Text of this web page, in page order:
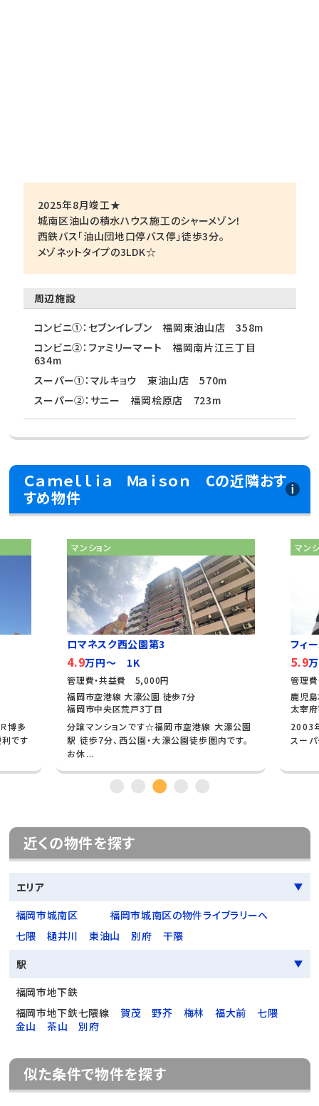
2025年8月竣工★
城南区油山の積水ハウス施工のシャーメゾン！
西鉄バス「油山団地口停バス停」徒歩3分。
メゾネットタイプの3LDK☆
周辺施設
コンビニ①：セブンイレブン 福岡東油山店 358m
コンビニ②：ファミリーマート 福岡南片江三丁目
634m
スーパー①：マルキョウ 東油山店 570m
スーパー②：サニー 福岡桧原店 723m
Ｃａｍｅｌｌｉａ Ｍａｉｓｏｎ Cの近隣おす
すめ物件
博多
です
マンション
ロマネスク西公園第3
4.9万円～ 1K
管理費・共益費 5,000円
福岡市空港線 大濠公園 徒歩7分
福岡市中央区荒戸3丁目
分譲マンションです☆福岡市空港線 大濠公園
駅 徒歩7分、西公園・大濠公園徒歩圏内です。
お休...
マン
フィ
5.9
管理
鹿児
太宰
2003
スーパ
近くの物件を探す
エリア
福岡市城南区
福岡市城南区の物件ライブラリーへ
七隈
樋井川 東油山 別府
干隈
駅
福岡市地下鉄
福岡市地下鉄七隈線
賀茂 野芥 梅林 福大前
七隈
金山
茶山 別府
似た条件で物件を探す